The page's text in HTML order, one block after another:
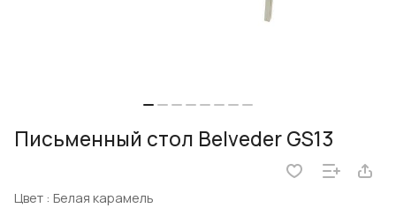
Письменный стол Belveder GS13
Цвет : Белая карамель